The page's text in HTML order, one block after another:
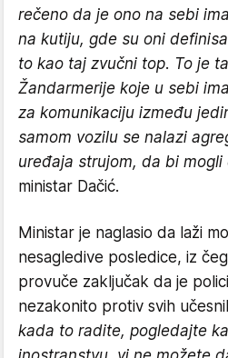
rečeno da je ono na sebi
na kutiju, gde su oni
to kao taj zvučni top. To je
Žandarmerije koje u sebi
za komunikaciju između
samom vozilu se nalazi
uređaja strujom, da bi mogli
ministar Dačić.
Ministar je naglasio da laži
nesagledive posledice, iz
provuče zaključak da je
nezakonito protiv svih
kada to radite, pogledajte